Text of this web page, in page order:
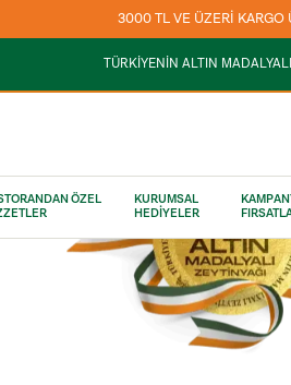
ZEYTİNLİĞİMİZİN BEREKETLİ
TÜRKİYENİN ALTIN
ÖZEL
KURUMSAL
HEDİYELER
5/5